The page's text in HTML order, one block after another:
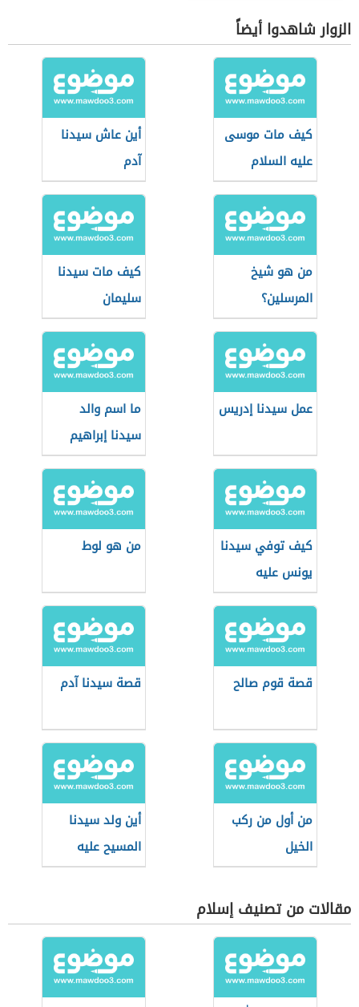
الزوار شاهدوا أيضاً
كيف مات موسى
عليه السلام
أين عاش سيدنا
آدم
من هو شيخ
المرسلين؟
كيف مات سيدنا
سليمان
عمل سيدنا إدريس
ما اسم والد
سيدنا إبراهيم
كيف توفي سيدنا
يونس عليه
السلام؟
من هو لوط
قصة قوم صالح قصة سيدنا آدم
من أول من ركب
الخيل
أين ولد سيدنا
المسيح عليه
السلام
مقالات من تصنيف إسلام